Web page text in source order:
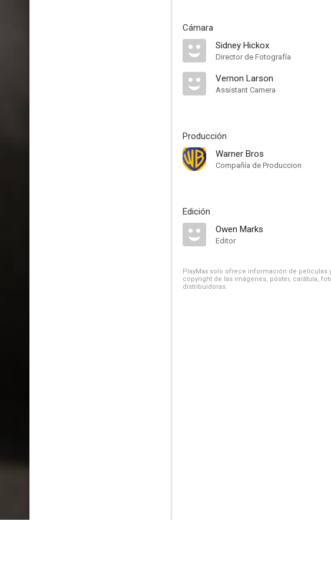
Cámara
Sidney Hickox
Director de Fotografía
Vernon Larson
Assistant Camera
Producción
Warner Bros
Compañía de Produccion
Edición
Owen Marks
Editor
PlayMax solo ofrece información de películas
copyright de las imágenes, póster, carátula,
distribuidoras.